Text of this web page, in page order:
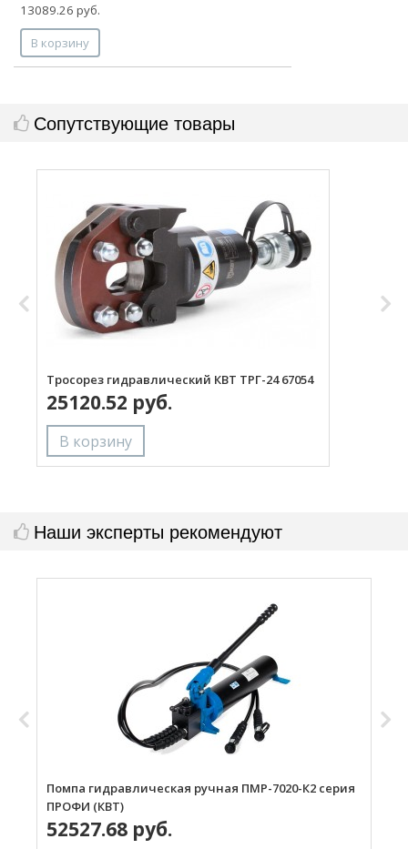
13089.26 руб.
В корзину
Сопутствующие товары
Тросорез гидравлический КВТ ТРГ-24 67054
25120.52 руб.
Наши эксперты рекомендуют
Помпа гидравлическая ручная ПМР-7020-К2 серия
ПРОФИ (КВТ)
52527.68 руб.